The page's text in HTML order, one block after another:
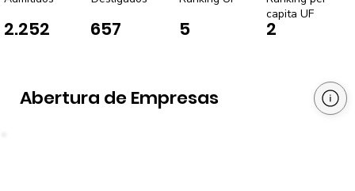
2.252 657 5 2
capita UF
Abertura de Empresas